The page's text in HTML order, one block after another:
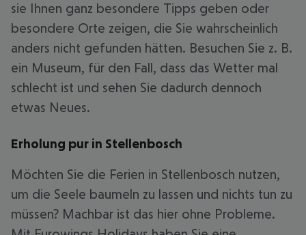
sie Ihnen ganz besondere Tipps geben oder
besondere Orte zeigen, die Sie wahrscheinlich
anders nicht gefunden hätten. Besuchen Sie z. B.
ein Museum, für den Fall, dass das Wetter mal
schlecht ist und sehen Sie dadurch dennoch
etwas Neues.
Erholung pur in Stellenbosch
Möchten Sie die Ferien in Stellenbosch nutzen,
um die Seele baumeln zu lassen und nichts tun zu
müssen? Machbar ist das hier ohne Probleme.